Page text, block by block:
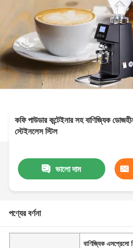
কফি পাউডার কন্টেইনার সহ বাণিজ্যিক
স্টেইনলেস স্টিল
ভালো দাম
পণ্যের বর্ণনা
বাণিজ্যিক এসপ্রেসো